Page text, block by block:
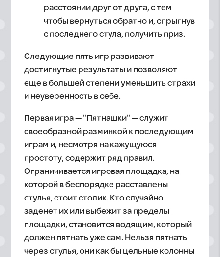
расстоянии друг от друга, с тем
чтобы вернуться обратно и, спрыгнув
с последнего стула, получить приз.
Следующие пять игр развивают
достигнутые результаты и позволяют
еще в большей степени уменьшить страхи
и неуверенность в себе.
Первая игра — "Пятнашки" — служит
своеобразной разминкой к последующим
играм и, несмотря на кажущуюся
простоту, содержит ряд правил.
Ограничивается игровая площадка, на
которой в беспорядке расставлены
стулья, стоит столик. Кто случайно
заденет их или выбежит за пределы
площадки, становится водящим, который
должен пятнать уже сам. Нельзя пятнать
через стулья, они как бы цельные колонны